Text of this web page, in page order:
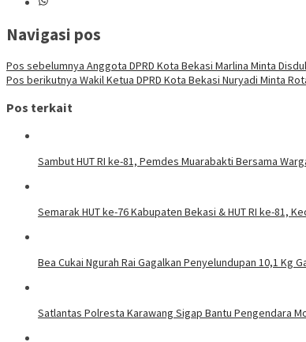
Navigasi pos
Pos sebelumnya Anggota DPRD Kota Bekasi Marlina Minta
Pos berikutnya Wakil Ketua DPRD Kota Bekasi Nuryadi Minta
Pos terkait
Sambut HUT RI ke-81, Pemdes Muarabakti Bersama
Semarak HUT ke-76 Kabupaten Bekasi & HUT RI ke-81,
Bea Cukai Ngurah Rai Gagalkan Penyelundupan 10,1 Kg
Satlantas Polresta Karawang Sigap Bantu Pengendara